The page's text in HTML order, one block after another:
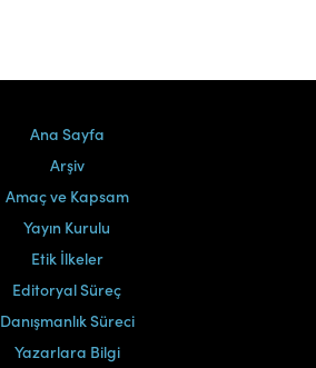
Ana Sayfa
Arşiv
Amaç ve Kapsam
Yayın Kurulu
Etik İlkeler
Editoryal Süreç
Danışmanlık Süreci
Yazarlara Bilgi